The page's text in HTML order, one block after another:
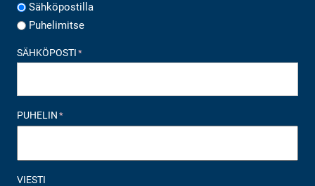
Sähköpostilla
Puhelimitse
SÄHKÖPOSTI *
PUHELIN *
VIESTI